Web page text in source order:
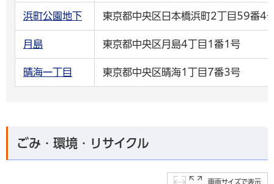
浜町公園地下 東京都中央区日本橋浜町2丁目59番4
月島 東京都中央区月島4丁目1番1号
晴海一丁目 東京都中央区晴海1丁目7番3号
ごみ・環境・リサイクル
画面サイズで表示